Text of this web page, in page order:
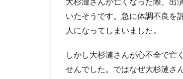
「急
性心
不
全」
は？
1.1.1
大杉漣さんが亡くなった際、出
いたそうです。急に体調不良を
人になってしまいました。
しかし大杉漣さんが心不全で亡
せんでした。ではなぜ大杉漣さ